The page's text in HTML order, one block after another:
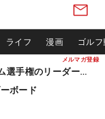
メルマガ登録
ライフ 漫画 ゴル
松山英樹ら出場 ウィンダム選手権のリーダーボード
ボード